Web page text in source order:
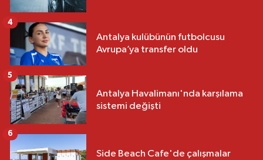
Antalya kulübünün futbolcusu
Avrupa’ya transfer oldu
4
Antalya Havalimanı'nda karşılama
sistemi değişti
5
Side Beach Cafe'de çalışmalar
6